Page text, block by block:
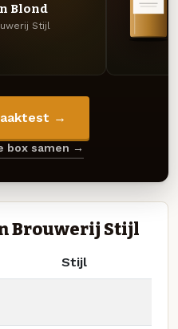
Blond
Stijl
→
box samen →
Brouwerij Stijl
Stijl